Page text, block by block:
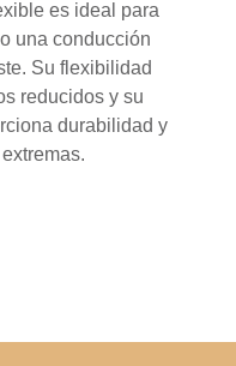
es ideal para
una conducción
Su flexibilidad
reducidos y su
durabilidad y